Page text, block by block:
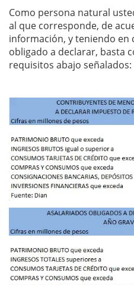
Como persona natural
al que corresponde, de
información, y teniendo en
obligado a declarar, basta
requisitos abajo señalados: